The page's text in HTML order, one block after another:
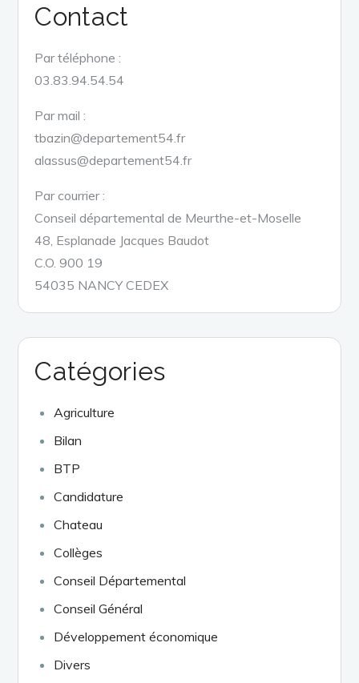
Contact
Par téléphone :
03.83.94.54.54
Par mail :
tbazin@departement54.fr
alassus@departement54.fr
Par courrier :
Conseil départemental de Meurthe-et-Moselle
48, Esplanade Jacques Baudot
C.O. 900 19
54035 NANCY CEDEX
Catégories
Agriculture
Bilan
BTP
Candidature
Chateau
Collèges
Conseil Départemental
Conseil Général
Développement économique
Divers